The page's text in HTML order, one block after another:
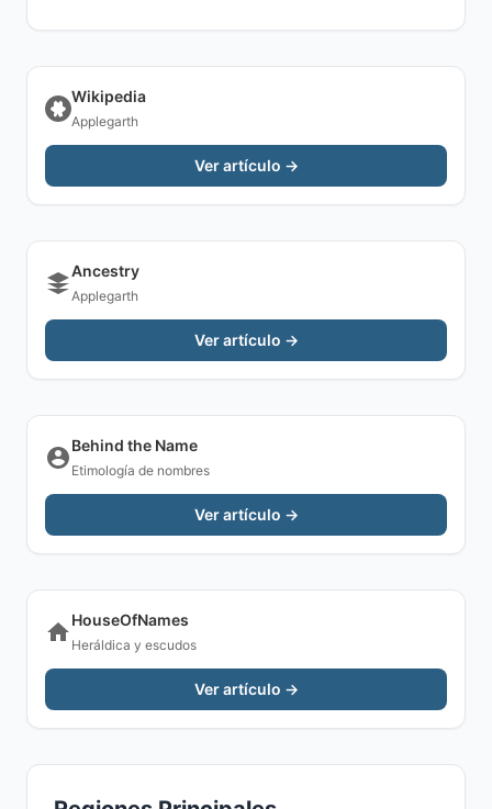
Wikipedia
Applegarth
Ver artículo →
Ancestry
Applegarth
Ver artículo →
Behind the Name
Etimología de nombres
Ver artículo →
HouseOfNames
Heráldica y escudos
Ver artículo →